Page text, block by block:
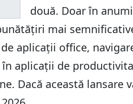
două. Doar în
mai
aplicații office,
aplicații de
Dacă această lansare